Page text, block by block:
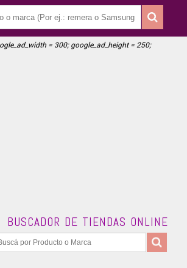
= 300; google_ad_height = 250;
DE TIENDAS ONLINE